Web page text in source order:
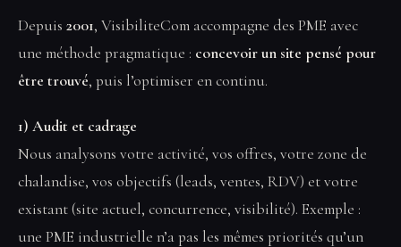
Depuis 2001, VisibiliteCom accompagne des PME avec
une méthode pragmatique : concevoir un site pensé pour
être trouvé, puis l’optimiser en continu.
1) Audit et cadrage
Nous analysons votre activité, vos offres, votre zone de
chalandise, vos objectifs (leads, ventes, RDV) et votre
existant (site actuel, concurrence, visibilité). Exemple :
une PME industrielle n’a pas les mêmes priorités qu’un